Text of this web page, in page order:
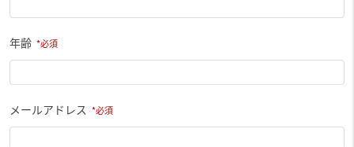
年齢
メールアドレス